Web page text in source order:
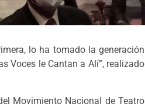
lo ha tomado la generación
Voces le Cantan a Alí”, realizado
Movimiento Nacional de Teatro